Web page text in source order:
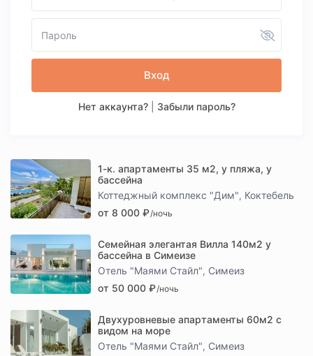
Вход
Нет аккаунта?| Забыли пароль?
1-к. апартаменты 35 м2, у пляжа, у
бассейна
Коттеджный комплекс "Дим", Коктебель
от 8 000 ₽/ночь
Семейная элегантая Вилла 140м2 у
бассейна в Симеизе
Отель "Маями Стайл", Симеиз
от 50 000 ₽/ночь
Двухуровневые апартаменты 60м2 с
видом на море
Отель "Маями Стайл", Симеиз